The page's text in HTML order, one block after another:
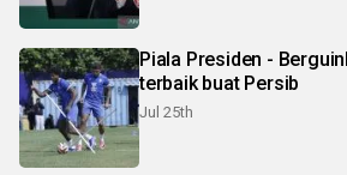
Piala Presiden -
terbaik buat Persib
Jul 25th